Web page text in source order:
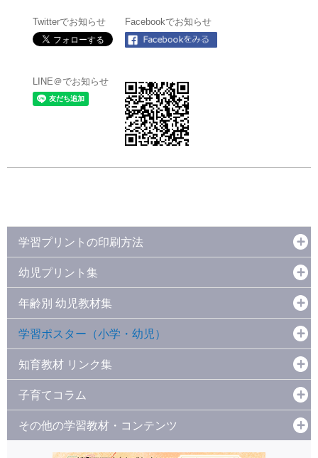
Twitterでお知らせ Facebookでお知らせ
LINE＠でお知らせ
学習プリントの印刷方法
幼児プリント集
年齢別 幼児教材集
学習ポスター（小学・幼児）
知育教材 リンク集
子育てコラム
その他の学習教材・コンテンツ